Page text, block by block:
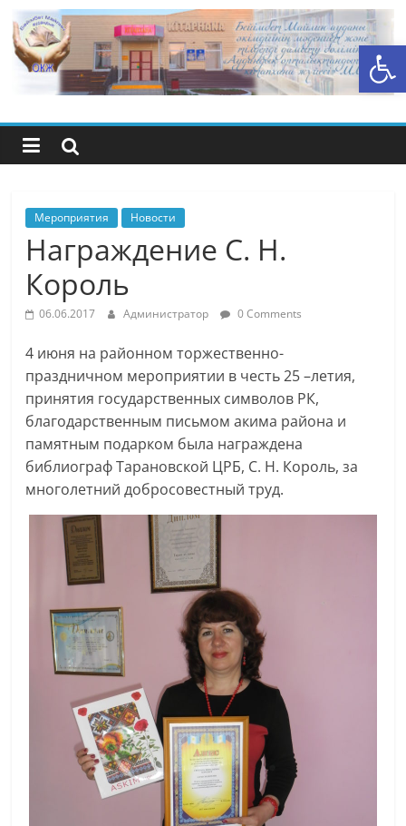
Открыть панель инструментов
Перейти
содержимому
Центральная
библиотечная
система
района
Беимбета
Майлина
Мероприятия Новости
Награждение С. Н.
Король
06.06.2017 Администратор 0 Comments
4 июня на районном торжественно-
праздничном мероприятии в честь 25 –летия,
принятия государственных символов РК,
благодарственным письмом акима района и
памятным подарком была награждена
библиограф Тарановской ЦРБ, С. Н. Король, за
многолетний добросовестный труд.